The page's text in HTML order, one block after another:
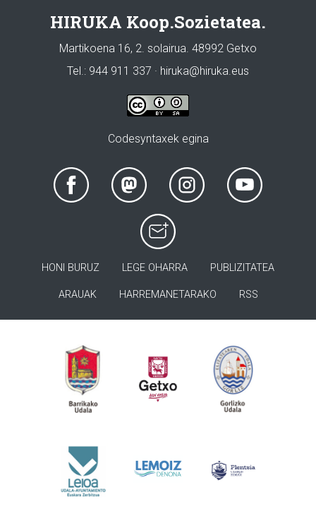
HIRUKA Koop.Sozietatea.
Martikoena 16, 2. solairua. 48992 Getxo
Tel.: 944 911 337 · hiruka@hiruka.eus
Codesyntaxek egina
HONI BURUZ LEGE OHARRA PUBLIZITATEA
ARAUAK HARREMANETARAKO RSS